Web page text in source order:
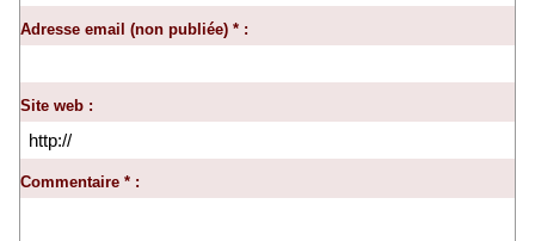
Adresse email (non publiée) * :
Site web :
Commentaire * :